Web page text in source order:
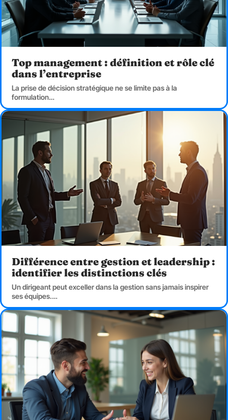
Top management : définition et rôle clé
dans l’entreprise
La prise de décision stratégique ne se limite pas à la
formulation…
Différence entre gestion et leadership :
identifier les distinctions clés
Un dirigeant peut exceller dans la gestion sans jamais inspirer
ses équipes.…